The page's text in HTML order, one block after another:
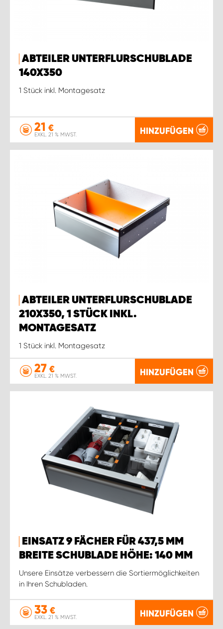
ABTEILER UNTERFLURSCHUBLADE
140X350
1 Stück inkl. Montagesatz
21 €
EXKL. 21 % MWST. HINZUFÜGEN
ABTEILER UNTERFLURSCHUBLADE
210X350, 1 STÜCK INKL.
MONTAGESATZ
1 Stück inkl. Montagesatz
27 €
EXKL. 21 % MWST. HINZUFÜGEN
EINSATZ 9 FÄCHER FÜR 437,5 MM
BREITE SCHUBLADE HÖHE: 140 MM
Unsere Einsätze verbessern die Sortiermöglichkeiten
in Ihren Schubladen.
33 €
EXKL. 21 % MWST. HINZUFÜGEN